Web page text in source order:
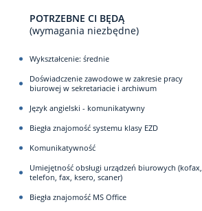
POTRZEBNE CI BĘDĄ
(wymagania niezbędne)
Wykształcenie: średnie
Doświadczenie zawodowe w zakresie pracy
biurowej w sekretariacie i archiwum
Język angielski - komunikatywny
Biegła znajomość systemu klasy EZD
Komunikatywność
Umiejętność obsługi urządzeń biurowych (kofax,
telefon, fax, ksero, scaner)
Biegła znajomość MS Office